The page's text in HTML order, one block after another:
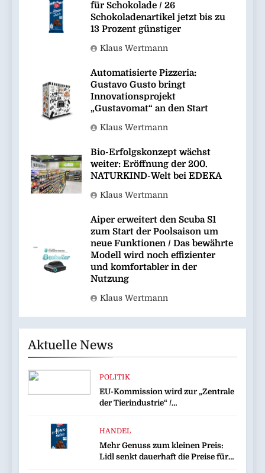
für Schokolade / 26
Schokoladenartikel jetzt bis zu
13 Prozent günstiger
Klaus Wertmann
Automatisierte Pizzeria:
Gustavo Gusto bringt
Innovationsprojekt
„Gustavomat“ an den Start
Klaus Wertmann
Bio-Erfolgskonzept wächst
weiter: Eröffnung der 200.
NATURKIND-Welt bei EDEKA
Klaus Wertmann
Aiper erweitert den Scuba S1
zum Start der Poolsaison um
neue Funktionen / Das bewährte
Modell wird noch effizienter
und komfortabler in der
Nutzung
Klaus Wertmann
Aktuelle News
POLITIK
EU-Kommission wird zur „Zentrale
der Tierindustrie“ /
Kommission zur Tierindustrie an
HANDEL
Mehr Genuss zum kleinen Preis:
Lidl senkt dauerhaft die Preise für